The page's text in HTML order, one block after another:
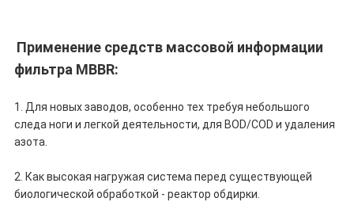
Применение средств массовой информации
фильтра MBBR:
1. Для новых заводов, особенно тех требуя небольшого
следа ноги и легкой деятельности, для BOD/COD и удаления
азота.
2. Как высокая нагружая система перед существующей
биологической обработкой - реактор обдирки.